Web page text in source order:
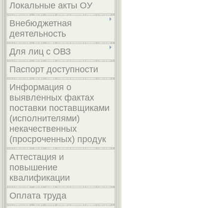
Локальные акты ОУ
Внебюджетная
деятельность
Для лиц с ОВЗ
Паспорт доступности
Информация о
выявленных фактах
поставки поставщиками
(исполнителями)
некачественных
(просроченных) продук
Аттестация и
повышение
квалификации
Оплата труда